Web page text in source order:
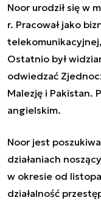
Noor urodził się w
r. Pracował jako
Ostatnio był
odwiedzać
Malezję i Pakistan.
angielskim.
Noor jest
działaniach
w okresie od
działalność